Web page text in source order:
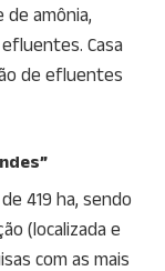
amônia,
Casa
de efluentes
419 ha, sendo
(localizada e
com as mais